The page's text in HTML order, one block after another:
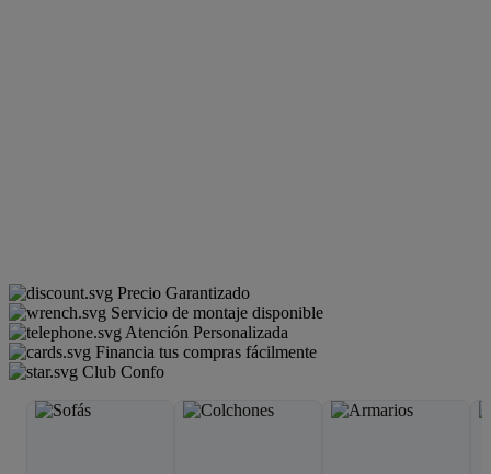
Precio Garantizado
Servicio de montaje disponible
Atención Personalizada
Financia tus compras fácilmente
Club Confo